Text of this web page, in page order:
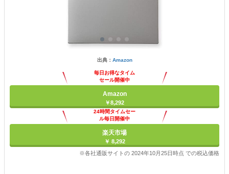
出典： Amazon
毎日お得なタイム
セール開催中
Amazon
￥8,292
24時間タイムセー
ル毎日開催中
楽天市場
￥ 8,292
※各社通販サイトの 2024年10月25日時点 での税込価格